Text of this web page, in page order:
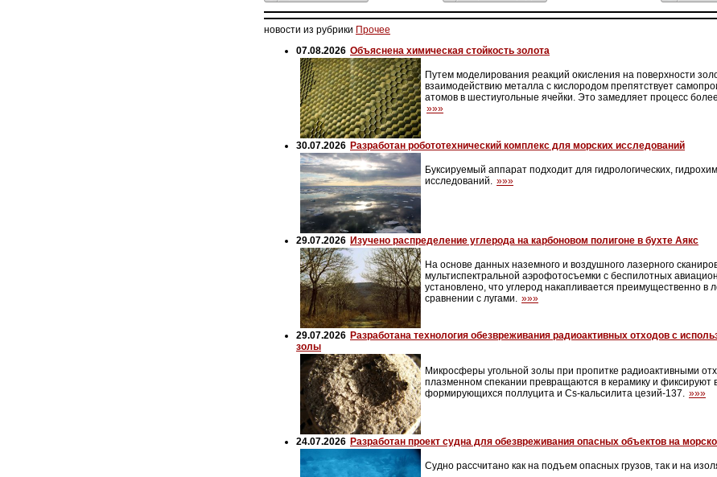
новости из рубрики Прочее
07.08.2026 Объяснена химическая стойкость золота
Путем моделирования реакций окисления на поверхности
взаимодействию металла с кислородом препятствует
атомов в шестиугольные ячейки. Это замедляет процесс
»»»
30.07.2026 Разработан робототехнический комплекс для морских исследований
Буксируемый аппарат подходит для гидрологических,
исследований. »»»
29.07.2026 Изучено распределение углерода на карбоновом полигоне в бухте Аякс
На основе данных наземного и воздушного лазерного
мультиспектральной аэрофотосъемки с беспилотных
установлено, что углерод накапливается преимущественно в
сравнении с лугами. »»»
29.07.2026 Разработана технология обезвреживания радиоактивных отходов с
золы
Микросферы угольной золы при пропитке радиоактивными
плазменном спекании превращаются в керамику и фиксируют в
формирующихся поллуцита и Cs-кальсилита цезий-137. »»»
24.07.2026 Разработан проект судна для обезвреживания опасных объектов на
Судно рассчитано как на подъем опасных грузов, так и на